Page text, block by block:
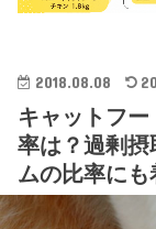
2018.08.08
キャットフ
率は？過剰
ムの比率にも